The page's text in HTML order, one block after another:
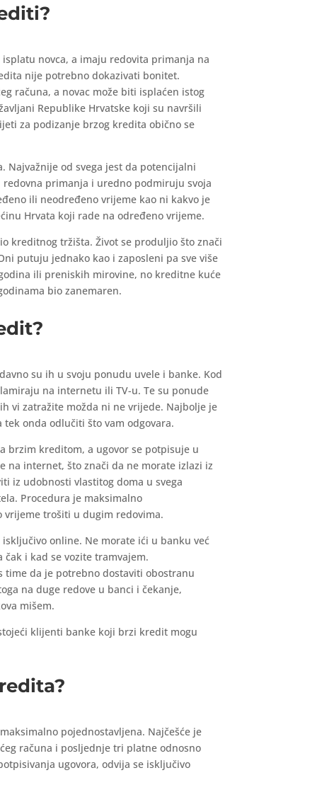
novca, a imaju redovita primanja na
nije potrebno dokazivati bonitet.
računa, a novac može biti isplaćen istog
Republike Hrvatske koji su navršili
za podizanje brzog kredita obično se
od svega jest da potencijalni
primanja i uredno podmiruju svoja
ili neodređeno vrijeme kao ni kakvo je
Hrvata koji rade na određeno vrijeme.
kreditnog tržišta. Život se produljio što znači
putuju jednako kao i zaposleni pa sve više
ili preniskih mirovine, no kreditne kuće
bio zanemaren.
su ih u svoju ponudu uvele i banke. Kod
na internetu ili TV-u. Te su ponude
vi zatražite možda ni ne vrijede. Najbolje je
onda odlučiti što vam odgovara.
brzim kreditom, a ugovor se potpisuje u
na internet, što znači da ne morate izlazi iz
iz udobnosti vlastitog doma u svega
Procedura je maksimalno
vrijeme trošiti u dugim redovima.
online. Ne morate ići u banku već
i kad se vozite tramvajem.
da je potrebno dostaviti obostranu
na duge redove u banci i čekanje,
mišem.
klijenti banke koji brzi kredit mogu
pojednostavljena. Najčešće je
računa i posljednje tri platne odnosno
ugovora, odvija se isključivo